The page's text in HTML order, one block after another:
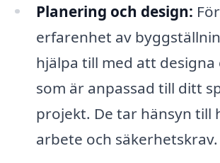
Planering och design:
erfarenhet av
hjälpa till med att designa
som är anpassad till ditt
projekt. De tar hänsyn till
arbete och säkerhetskrav.